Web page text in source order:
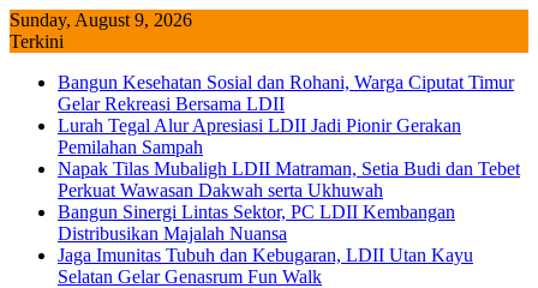
Skip
to
Sunday, August 9, 2026
Terkini
Bangun Kesehatan Sosial dan Rohani, Warga Ciputat Timur
Gelar Rekreasi Bersama LDII
Lurah Tegal Alur Apresiasi LDII Jadi Pionir Gerakan
Pemilahan Sampah
Napak Tilas Mubaligh LDII Matraman, Setia Budi dan Tebet
Perkuat Wawasan Dakwah serta Ukhuwah
Bangun Sinergi Lintas Sektor, PC LDII Kembangan
Distribusikan Majalah Nuansa
Jaga Imunitas Tubuh dan Kebugaran, LDII Utan Kayu
Selatan Gelar Genasrum Fun Walk